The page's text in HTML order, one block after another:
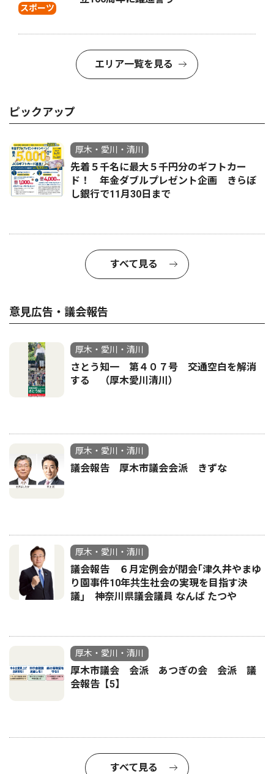
スポーツ
エリア一覧を見る
ピックアップ
厚木・愛川・清川
先着５千名に最大５千円分のギフトカー
ド！ 年金ダブルプレゼント企画 きらぼ
し銀行で11月30日まで
すべて見る
意見広告・議会報告
厚木・愛川・清川
さとう知一 第４０７号 交通空白を解消
する （厚木愛川清川）
厚木・愛川・清川
議会報告 厚木市議会会派 きずな
厚木・愛川・清川
議会報告 ６月定例会が閉会｢津久井やまゆ
り園事件10年共生社会の実現を目指す決
議｣ 神奈川県議会議員 なんば たつや
厚木・愛川・清川
厚木市議会 会派 あつぎの会 会派 議
会報告【5】
すべて見る